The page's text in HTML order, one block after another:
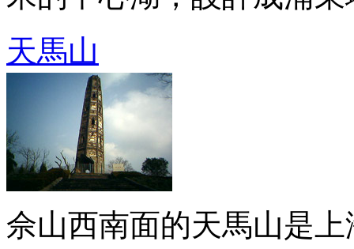
天馬山
佘山西南面的天馬山是